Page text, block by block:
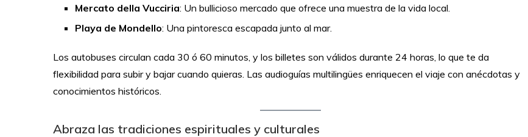
Mercato della Vucciria: Un bullicioso mercado que ofrece una muestra de la vida local.
Playa de Mondello: Una pintoresca escapada junto al mar.
Los autobuses circulan cada 30 ó 60 minutos, y los billetes son válidos durante 24 horas, lo que te da
flexibilidad para subir y bajar cuando quieras. Las audioguías multilingües enriquecen el viaje con anécdotas y
conocimientos históricos.
Abraza las tradiciones espirituales y culturales